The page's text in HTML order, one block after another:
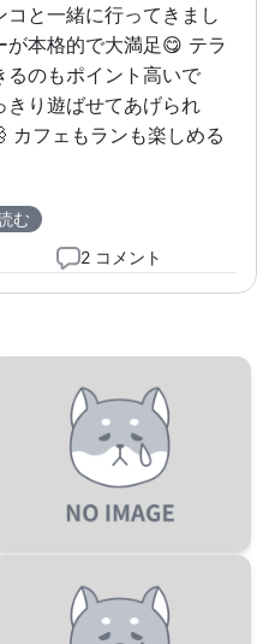
と一緒に行ってきまし
本格的で大満足😋 テラ
るのもポイント高いで
きり遊ばせてあげられ
カフェもランも楽しめる
む
2 コメント